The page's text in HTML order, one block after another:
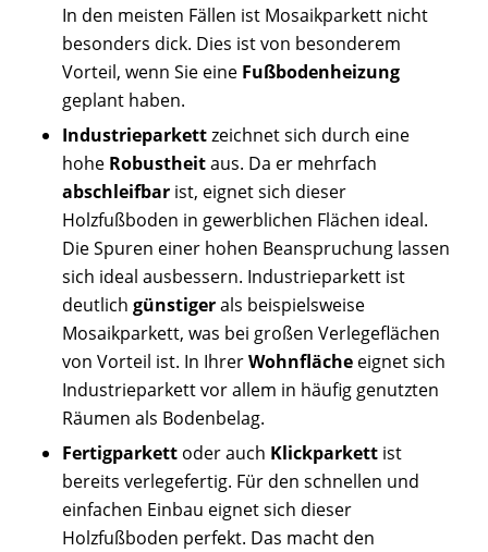
In den meisten Fällen ist Mosaikparkett nicht
besonders dick. Dies ist von besonderem
Vorteil, wenn Sie eine Fußbodenheizung
geplant haben.
Industrieparkettzeichnet sich durch eine
hohe Robustheitaus. Da er mehrfach
abschleifbarist, eignet sich dieser
Holzfußboden in gewerblichen Flächen ideal.
Die Spuren einer hohen Beanspruchung lassen
sich ideal ausbessern. Industrieparkett ist
deutlich günstigerals beispielsweise
Mosaikparkett, was bei großen Verlegeflächen
von Vorteil ist. In IhrerWohnflächeeignet sich
Industrieparkett vor allem in häufig genutzten
Räumen als Bodenbelag.
Fertigparkettoder auch Klickparkettist
bereits verlegefertig. Für den schnellen und
einfachen Einbau eignet sich dieser
Holzfußboden perfekt. Das macht den